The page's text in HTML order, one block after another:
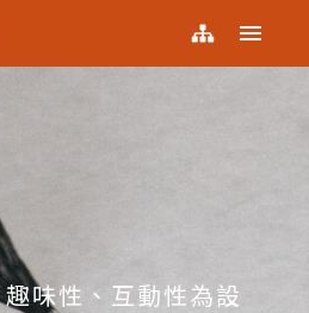
選單
味性、互動性為設